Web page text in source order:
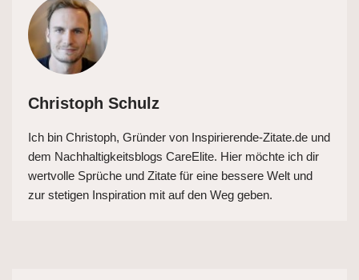
Christoph Schulz
Ich bin Christoph, Gründer von Inspirierende-Zitate.de und
dem Nachhaltigkeitsblogs CareElite. Hier möchte ich dir
wertvolle Sprüche und Zitate für eine bessere Welt und
zur stetigen Inspiration mit auf den Weg geben.